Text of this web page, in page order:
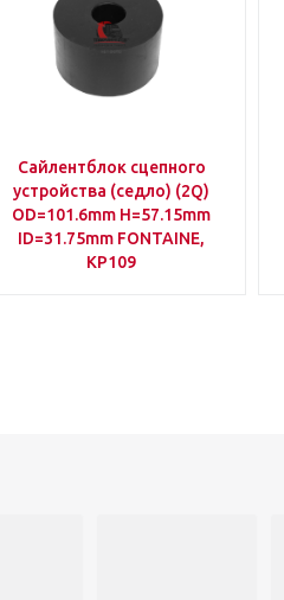
Сайлентблок сцепного
устройства (седло) (2Q)
OD=101.6mm H=57.15mm
ID=31.75mm FONTAINE,
KP109